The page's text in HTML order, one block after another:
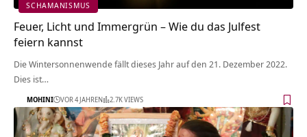
SCHAMANISMUS
Feuer, Licht und Immergrün – Wie du das Julfest
feiern kannst
Die Wintersonnenwende fällt dieses Jahr auf den 21. Dezember 2022.
Dies ist…
MOHINI VOR 4 JAHREN 2.7K VIEWS